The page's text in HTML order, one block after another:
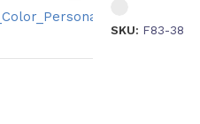
SKU: F83-38